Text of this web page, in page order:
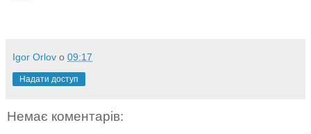
Igor Orlov о 09:17
Надати доступ
Немає коментарів: